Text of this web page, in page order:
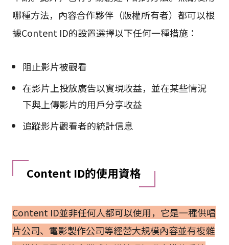
哪種方法，內容合作夥伴（版權所有者）都可以根
據Content ID的設置選擇以下任何一種措施：
阻止影片被觀看
在影片上投放廣告以實現收益，並在某些情況
下與上傳影片的用戶分享收益
追蹤影片觀看者的統計信息
Content ID的使用資格
Content ID並非任何人都可以使用，它是一種供唱
片公司、電影製作公司等經營大規模內容並有複雜